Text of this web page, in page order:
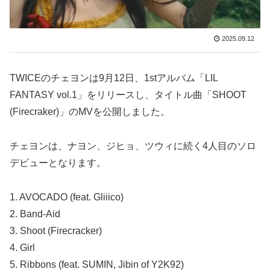
2025.09.12
TWICEのチェヨンは9月12日、1stアルバム「LIL
FANTASY vol.1」をリリースし、タイトル曲「SHOOT
(Firecraker)」のMVを公開しました。
チェヨンは、ナヨン、ジヒョ、ツウィに続く4人目のソロ
デビューとなります。
1. AVOCADO (feat. Gliiico)
2. Band-Aid
3. Shoot (Firecracker)
4. Girl
5. Ribbons (feat. SUMIN, Jibin of Y2K92)